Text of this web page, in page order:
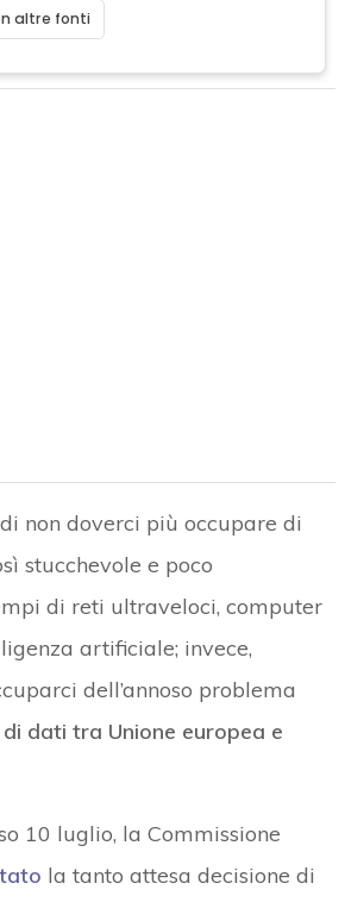
altre fonti
non doverci più occupare di
stucchevole e poco
di reti ultraveloci, computer
artificiale; invece,
dell’annoso problema
dati tra Unione europea e
10 luglio, la Commissione
la tanto attesa decisione di